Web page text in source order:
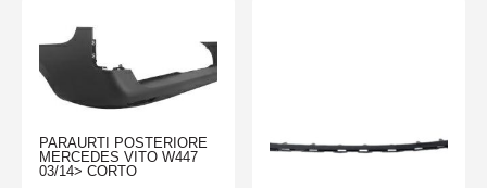
PARAURTI POSTERIORE
MERCEDES VITO W447
03/14> CORTO